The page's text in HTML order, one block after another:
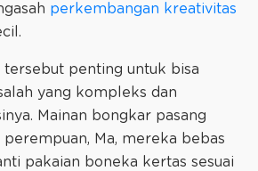
perkembangan kreativitas
tersebut penting untuk bisa
yang kompleks dan
Mainan bongkar pasang
Ma, mereka bebas
pakaian boneka kertas sesuai